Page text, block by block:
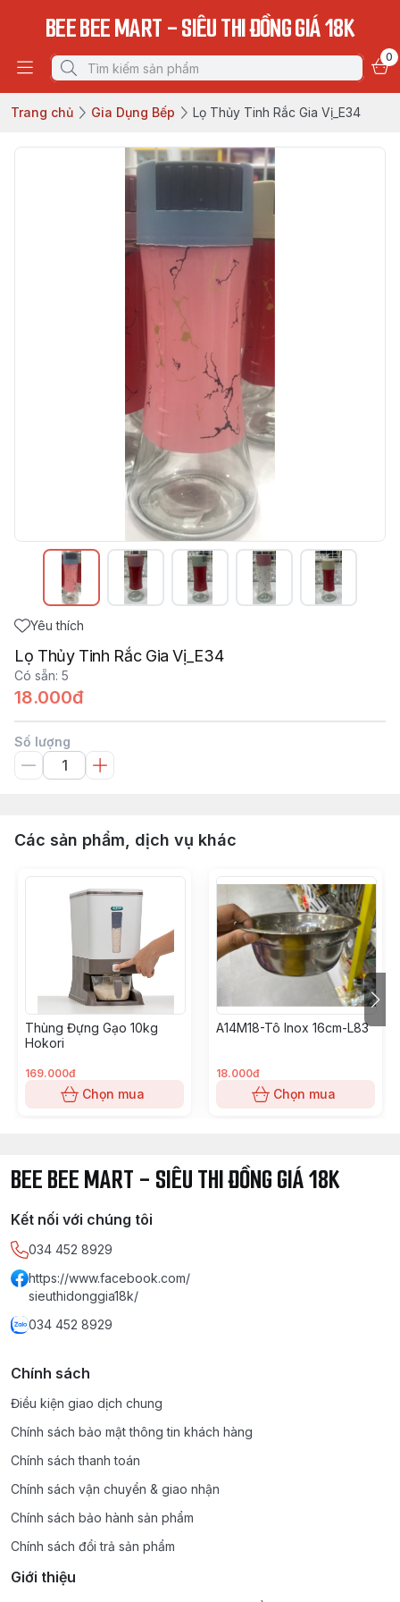
BEE BEE MART - SIÊU THI ĐỒNG GIÁ 18K
0
Trang chủ Gia Dụng Bếp Lọ Thủy Tinh Rắc Gia Vị_E34
Yêu thích
Lọ Thủy Tinh Rắc Gia Vị_E34
Có sẵn: 5
18.000đ
Số lượng
Các sản phẩm, dịch vụ khác
Thùng Đựng Gạo 10kg
Hokori
169.000đ
Chọn mua
A14M18-Tô Inox 16cm-L83
18.000đ
Chọn mua
BEE BEE MART - SIÊU THI ĐỒNG GIÁ 18K
Kết nối với chúng tôi
034 452 8929
https://www.facebook.com/
sieuthidonggia18k/
034 452 8929
Chính sách
Điều kiện giao dịch chung
Chính sách bảo mật thông tin khách hàng
Chính sách thanh toán
Chính sách vận chuyển & giao nhận
Chính sách bảo hành sản phẩm
Chính sách đổi trả sản phẩm
Giới thiệu